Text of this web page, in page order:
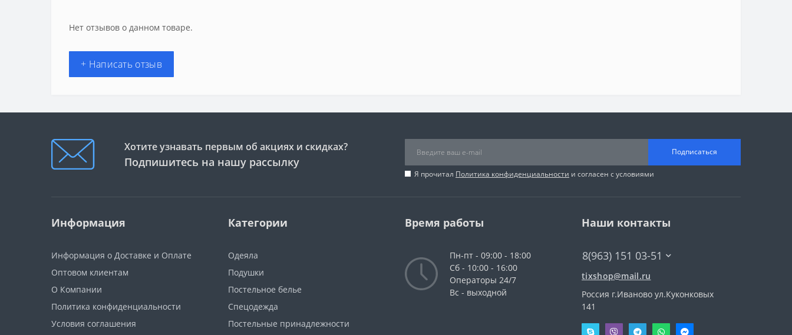
Нет отзывов о данном товаре.
+ Написать отзыв
Хотите узнавать первым об акциях и скидках?
Подпишитесь на нашу рассылку
Подписаться
Я прочитал Политика конфиденциальности и согласен с условиями
Информация
Информация о Доставке и Оплате
Оптовом клиентам
О Компании
Политика конфиденциальности
Условия соглашения
Категории
Одеяла
Подушки
Постельное белье
Спецодежда
Постельные принадлежности
Время работы
Пн-пт - 09:00 - 18:00
Сб - 10:00 - 16:00
Операторы 24/7
Вс - выходной
Наши контакты
8(963) 151 03-51
tixshop@mail.ru
Россия г.Иваново ул.Куконковых
141